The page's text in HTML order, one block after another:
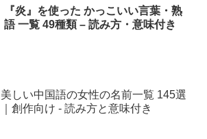
『炎』を使った かっこいい言葉・熟
語 一覧 49種類 – 読み方・意味付き
美しい中国語の女性の名前一覧 145選
｜創作向け - 読み方と意味付き